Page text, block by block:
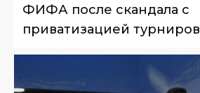
ФИФА после скандала с
приватизацией турниров